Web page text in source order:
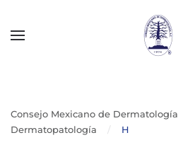
Consejo Mexicano de Dermatología
Dermatopatología
H